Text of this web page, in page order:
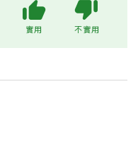
實用 不實用